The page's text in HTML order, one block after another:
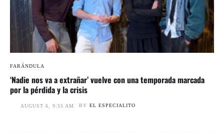
FARÁNDULA
‘Nadie nos va a extrañar’ vuelve con una temporada marcada
por la pérdida y la crisis
AUGUST 6, 9:55 AM BY EL ESPECIALITO